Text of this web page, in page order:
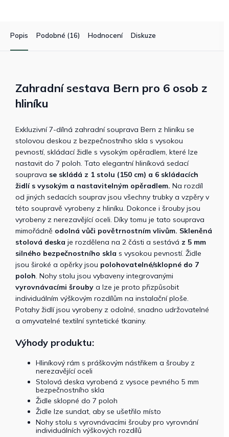
Popis Podobné (16) Hodnocení Diskuze
Zahradní sestava Bern pro 6 osob z
hliníku
Exkluzivní 7-dílná zahradní souprava Bern z hliníku se
stolovou deskou z bezpečnostního skla s vysokou
pevností, skládací židle s vysokým opěradlem, které lze
nastavit do 7 poloh. Tato elegantní hliníková sedací
souprava se skládá z 1 stolu (150 cm) a 6 skládacích
židlí s vysokým a nastavitelným opěradlem. Na rozdíl
od jiných sedacích souprav jsou všechny trubky a vzpěry v
této soupravě vyrobeny z hliníku. Dokonce i šrouby jsou
vyrobeny z nerezavějící oceli. Díky tomu je tato souprava
mimořádně odolná vůči povětrnostním vlivům. Skleněná
stolová deska je rozdělena na 2 části a sestává z 5 mm
silného bezpečnostního skla s vysokou pevností. Židle
jsou široké a opěrky jsou polohovatelné/sklopné do 7
poloh. Nohy stolu jsou vybaveny integrovanými
vyrovnávacími šrouby a lze je proto přizpůsobit
individuálním výškovým rozdílům na instalační ploše.
Potahy židlí jsou vyrobeny z odolné, snadno udržovatelné
a omyvatelné textilní syntetické tkaniny.
Výhody produktu:
Hliníkový rám s práškovým nástřikem a šrouby z
nerezavějící oceli
Stolová deska vyrobená z vysoce pevného 5 mm
bezpečnostního skla
Židle sklopné do 7 poloh
Židle lze sundat, aby se ušetřilo místo
Nohy stolu s vyrovnávacími šrouby pro vyrovnání
individuálních výškových rozdílů